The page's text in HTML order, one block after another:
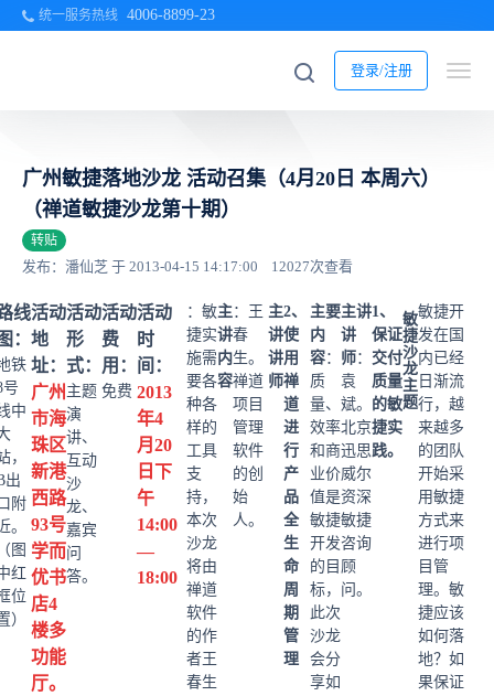
统一服务热线 4006-8899-23
登录/注册
广州敏捷落地沙龙 活动召集（4月20日 本周六）
（禅道敏捷沙龙第十期）
转贴
发布：潘仙芝 于 2013-04-15 14:17:00 12027次查看
敏捷开
发在国
内已经
日渐流
行，越
来越多
的团队
开始采
用敏捷
方式来
进行项
目管
理。敏
捷应该
如何落
地？如
果保证
敏
捷
沙
龙
主
题
1、
保证
交付
质量
的敏
捷实
践。
主讲
讲
师：
袁
斌。
北京
迅思
威尔
资深
敏捷
咨询
顾
问。
主要
内
容：
质
量、
效率
和商
业价
值是
敏捷
开发
的目
标，
此次
沙龙
会分
享如
2、
使
用
禅
道
进
行
产
品
全
生
命
周
期
管
理
主
讲
讲
师
：王
春
生。
禅道
项目
管理
软件
的创
始
人。
主
讲
内
容
：敏
捷实
施需
要各
种各
样的
工具
支
持，
本次
沙龙
将由
禅道
软件
的作
者王
春生
活动
时
间：
2013
年4
月20
日下
午
14:00
—
18:00
活动
费
用：
免费
活动
形
式：
主题
演
讲、
互动
沙
龙、
嘉宾
问
答。
活动
地
址：
广州
市海
珠区
新港
西路
93号
学而
优书
店4
楼多
功能
厅。
线
：
铁
号
中
，
出
附
。
图
红
位
）